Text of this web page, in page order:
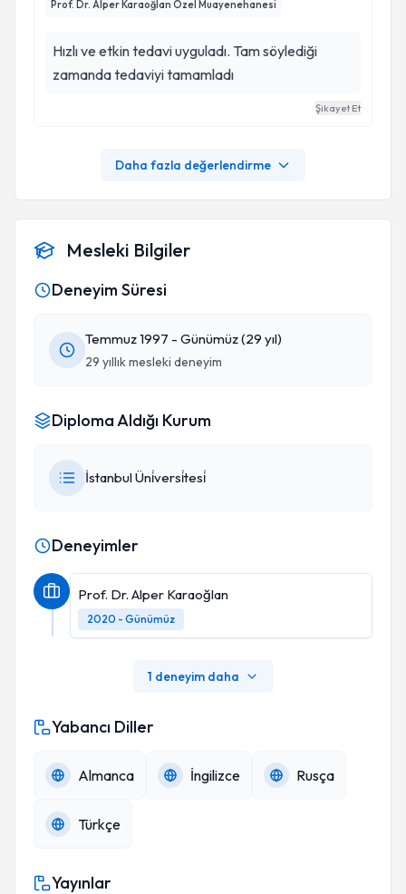
Prof. Dr. Alper Karaoğlan Özel Muayenehanesi
Hızlı ve etkin tedavi uyguladı. Tam söylediği
zamanda tedaviyi tamamladı
Şikayet Et
Daha fazla değerlendirme
Mesleki Bilgiler
Deneyim Süresi
Temmuz 1997 - Günümüz (29 yıl)
29 yıllık mesleki deneyim
Diploma Aldığı Kurum
İstanbul Üni̇versi̇tesi̇
Deneyimler
Prof. Dr. Alper Karaoğlan
2020 - Günümüz
1 deneyim daha
Yabancı Diller
Almanca İngilizce Rusça
Türkçe
Yayınlar